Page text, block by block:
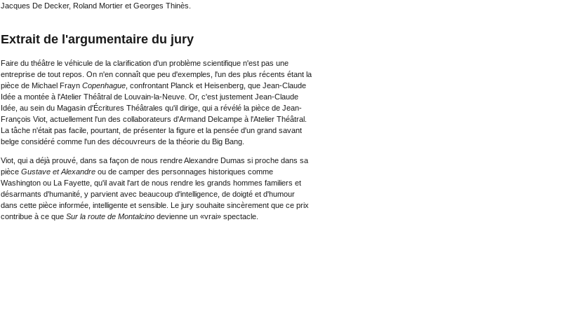
Jacques De Decker, Roland Mortier et Georges Thinès.
Extrait de l'argumentaire du jury
Faire du théâtre le véhicule de la clarification d'un problème scientifique n'est pas une
entreprise de tout repos. On n'en connaît que peu d'exemples, l'un des plus récents étant la
pièce de Michael Frayn Copenhague , confrontant Planck et Heisenberg, que Jean-Claude
Idée a montée à l'Atelier Théâtral de Louvain-la-Neuve. Or, c'est justement Jean-Claude
Idée, au sein du Magasin d'Écritures Théâtrales qu'il dirige, qui a révélé la pièce de Jean-
François Viot, actuellement l'un des collaborateurs d'Armand Delcampe à l'Atelier Théâtral.
La tâche n'était pas facile, pourtant, de présenter la figure et la pensée d'un grand savant
belge considéré comme l'un des découvreurs de la théorie du Big Bang.
Viot, qui a déjà prouvé, dans sa façon de nous rendre Alexandre Dumas si proche dans sa
pièce Gustave et Alexandre ou de camper des personnages historiques comme
Washington ou La Fayette, qu'il avait l'art de nous rendre les grands hommes familiers et
désarmants d'humanité, y parvient avec beaucoup d'intelligence, de doigté et d'humour
dans cette pièce informée, intelligente et sensible. Le jury souhaite sincèrement que ce prix
contribue à ce que Sur la route de Montalcino devienne un «vrai» spectacle.